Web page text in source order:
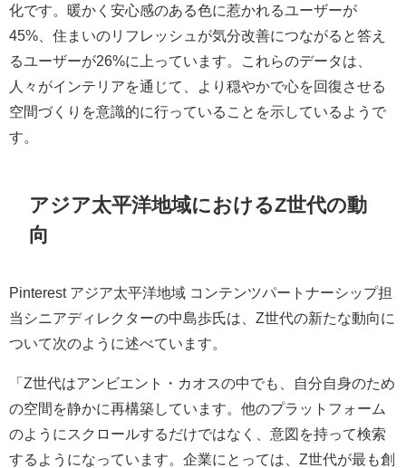
化です。暖かく安心感のある色に惹かれるユーザーが
45%、住まいのリフレッシュが気分改善につながると答え
るユーザーが26%に上っています。これらのデータは、
人々がインテリアを通じて、より穏やかで心を回復させる
空間づくりを意識的に行っていることを示しているようで
す。
アジア太平洋地域におけるZ世代の動
向
Pinterest アジア太平洋地域 コンテンツパートナーシップ担
当シニアディレクターの中島歩氏は、Z世代の新たな動向に
ついて次のように述べています。
「Z世代はアンビエント・カオスの中でも、自分自身のため
の空間を静かに再構築しています。他のプラットフォーム
のようにスクロールするだけではなく、意図を持って検索
するようになっています。企業にとっては、Z世代が最も創